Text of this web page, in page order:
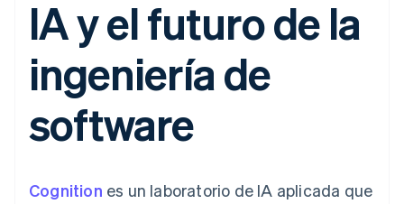
Authorization
Boost
Optimizaciones
Link
Proceso de
acelerado
Automatización
contable
Stripe Sigma
Informes
personalizados
Sincronización
de datos
Gestión del dinero
Plataformas
SaaS
Por sector
creadores
Gestionar
suscripciones
Ofrecer cobro por
consumo
Emitir tarjetas
respaldadas por
Aprovisiona y gestiona
servicios con agentes
Empresa
Hoja de ruta del
producto
Conferencia anual
Sessions
Sala de prensa
Stripe Press
IA y el futuro de la
ingeniería de
software
Cognition es un laboratorio de IA aplicada que